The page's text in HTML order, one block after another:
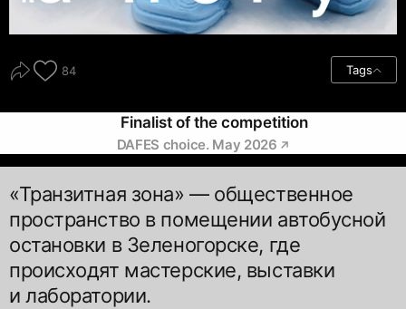
84 Tags
Finalist of the competition
DAFES choice. May 2026
«Транзитная зона» — общественное
пространство в помещении автобусной
остановки в Зеленогорске, где
происходят мастерские, выставки
и лаборатории.